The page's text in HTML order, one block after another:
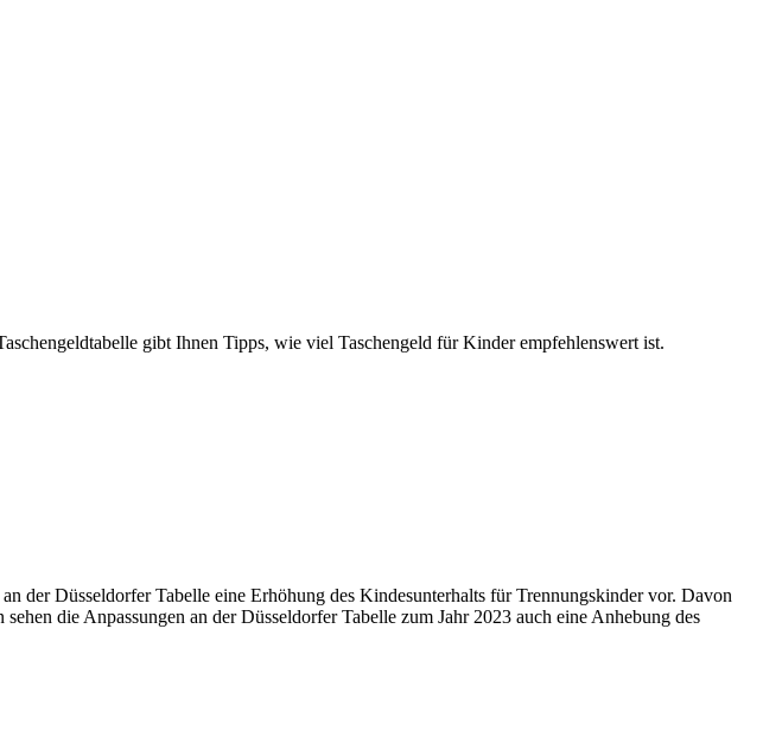
gibt Ihnen Tipps, wie viel Taschengeld für Kinder empfehlenswert ist.
der Düsseldorfer Tabelle eine Erhöhung des Kindesunterhalts für Trennungskinder vor. Davon
die Anpassungen an der Düsseldorfer Tabelle zum Jahr 2023 auch eine Anhebung des